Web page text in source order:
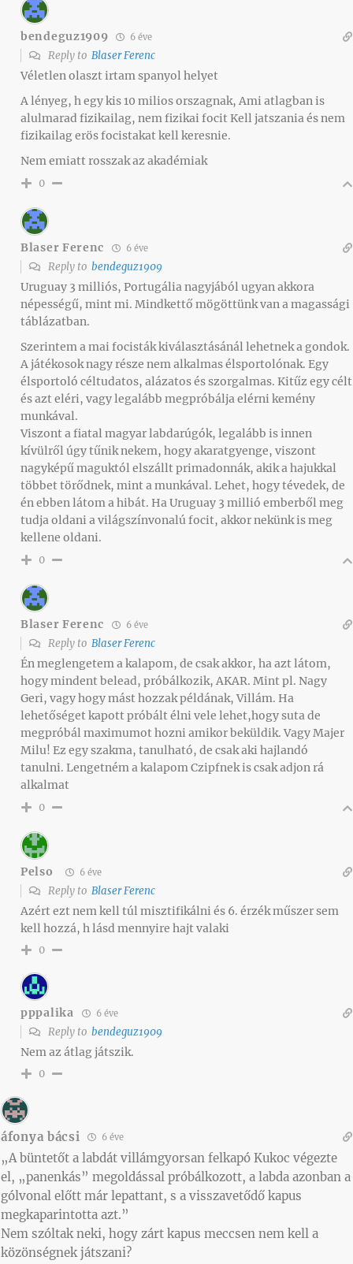
bendeguz1909 6 éve
Reply to Blaser Ferenc
Véletlen olaszt irtam spanyol helyet
A lényeg, h egy kis 10 milios orszagnak, Ami atlagban is
alulmarad fizikailag, nem fizikai focit Kell jatszania és nem
fizikailag erös focistakat kell keresnie.
Nem emiatt rosszak az akadémiak
0
Blaser Ferenc 6 éve
Reply to bendeguz1909
Uruguay 3 milliós, Portugália nagyjából ugyan akkora
népességű, mint mi. Mindkettő mögöttünk van a magassági
táblázatban.
Szerintem a mai focisták kiválasztásánál lehetnek a gondok.
A játékosok nagy része nem alkalmas élsportolónak. Egy
élsportoló céltudatos, alázatos és szorgalmas. Kitűz egy célt
és azt eléri, vagy legalább megpróbálja elérni kemény
munkával.
Viszont a fiatal magyar labdarúgók, legalább is innen
kívülről úgy tűnik nekem, hogy akaratgyenge, viszont
nagyképű maguktól elszállt primadonnák, akik a hajukkal
többet törődnek, mint a munkával. Lehet, hogy tévedek, de
én ebben látom a hibát. Ha Uruguay 3 millió emberből meg
tudja oldani a világszínvonalú focit, akkor nekünk is meg
kellene oldani.
0
Blaser Ferenc 6 éve
Reply to Blaser Ferenc
Én meglengetem a kalapom, de csak akkor, ha azt látom,
hogy mindent belead, próbálkozik, AKAR. Mint pl. Nagy
Geri, vagy hogy mást hozzak példának, Villám. Ha
lehetőséget kapott próbált élni vele lehet,hogy suta de
megpróbál maximumot hozni amikor beküldik. Vagy Majer
Milu! Ez egy szakma, tanulható, de csak aki hajlandó
tanulni. Lengetném a kalapom Czipfnek is csak adjon rá
alkalmat
0
Pelso 6 éve
Reply to Blaser Ferenc
Azért ezt nem kell túl misztifikálni és 6. érzék műszer sem
kell hozzá, h lásd mennyire hajt valaki
0
pppalika 6 éve
Reply to bendeguz1909
Nem az átlag játszik.
0
áfonya bácsi 6 éve
„A büntetőt a labdát villámgyorsan felkapó Kukoc végezte
el, „panenkás” megoldással próbálkozott, a labda azonban a
gólvonal előtt már lepattant, s a visszavetődő kapus
megkaparintotta azt.”
Nem szóltak neki, hogy zárt kapus meccsen nem kell a
közönségnek játszani?